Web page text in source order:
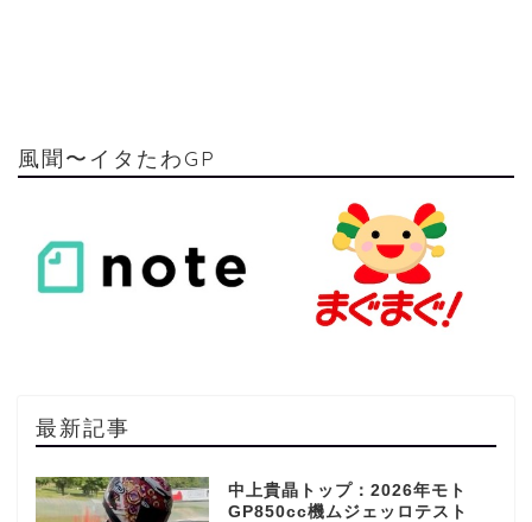
風聞〜イタたわGP
最新記事
中上貴晶トップ：2026年モト
GP850cc機ムジェッロテスト